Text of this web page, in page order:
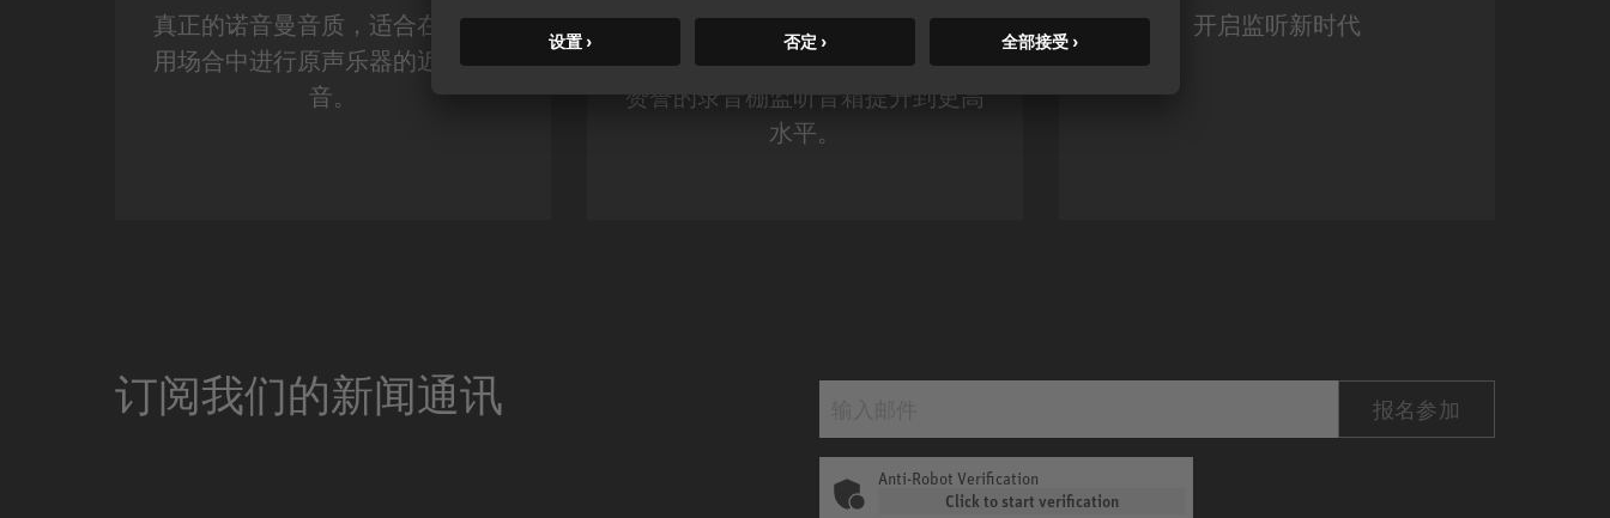
真正的诺音曼音质，适合在现场应
用场合中进行原声乐器的近距离收
音。
凭借更深沉的低音、更高的分辨率
和强大的 DSP 功能，诺音曼备受
赞誉的录音棚监听音箱提升到更高
水平。
开启监听新时代
订阅我们的新闻通讯 报名参加
Anti-Robot Verification
Click to start verification